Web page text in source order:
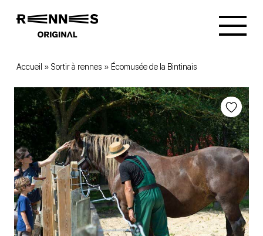
Accueil » Sortir à rennes » Écomusée de la Bintinais